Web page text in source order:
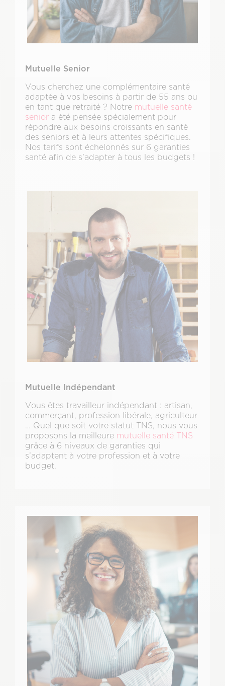
Mutuelle Senior
Vous cherchez une complémentaire santé
adaptée à vos besoins à partir de 55 ans ou
en tant que retraité ? Notre mutuelle santé
senior a été pensée spécialement pour
répondre aux besoins croissants en santé
des seniors et à leurs attentes spécifiques.
Nos tarifs sont échelonnés sur 6 garanties
santé afin de s’adapter à tous les budgets !
Mutuelle Indépendant
Vous êtes travailleur indépendant : artisan,
commerçant, profession libérale, agriculteur
… Quel que soit votre statut TNS, nous vous
proposons la meilleure mutuelle santé TNS
grâce à 6 niveaux de garanties qui
s’adaptent à votre profession et à votre
budget.